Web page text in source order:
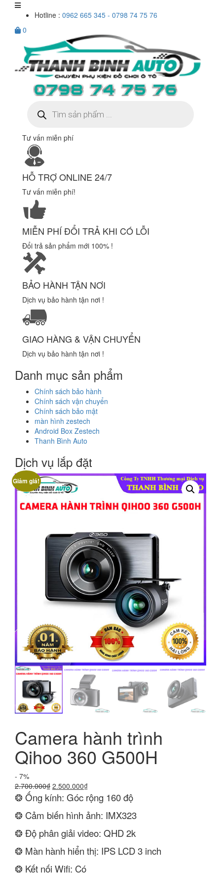
Hotline : 0962 665 345 - 0798 74 75 76
0
kiếm
sản
Tư vấn miễn phí
HỖ TRỢ ONLINE 24/7
Tư vấn miễn phí!
MIỄN PHÍ ĐỔI TRẢ KHI CÓ LỖI
Đổi trả sản phẩm mới 100% !
BẢO HÀNH TẬN NƠI
Dịch vụ bảo hành tận nơi !
GIAO HÀNG & VẬN CHUYỂN
Dịch vụ bảo hành tận nơi !
Danh mục sản phẩm
Chính sách bảo hành
Chính sách vận chuyển
Chính sách bảo mật
màn hình zestech
Android Box Zestech
Thanh Bình Auto
Dịch vụ lắp đặt
Giảm giá!
Camera hành trình
Qihoo 360 G500H
- 7%
2.700.000₫ Giá
gốc
2.700.000₫.
2.500.000₫Giá
hiện
tại
là:
❂ Ống kính: Góc rộng 160 độ
❂ Cảm biến hình ảnh: IMX323
❂ Độ phân giải video: QHD 2k
❂ Màn hành hiển thị: IPS LCD 3 inch
❂ Kết nối Wifi: Có